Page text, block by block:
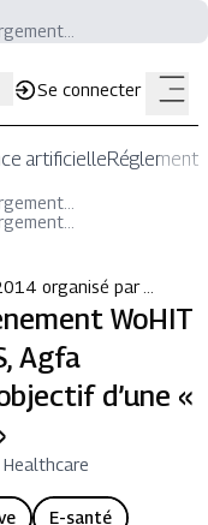
Se connecter
artificielle
organisé par …
WoHIT
Agfa
d’une «
Healthcare
E-santé